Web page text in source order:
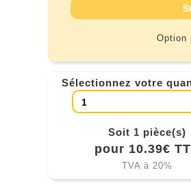
Option
Sélectionnez votre
Soit 1 pièce(s)
pour 10.39€
TVA à 20%